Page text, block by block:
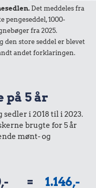
Det meddeles fra
pengeseddel, 1000-
fra 2025.
store seddel er blevet
andet forklaringen.
på 5 år
i 2018 til i 2023.
brugte for 5 år
mønt- og
= 1.146,-